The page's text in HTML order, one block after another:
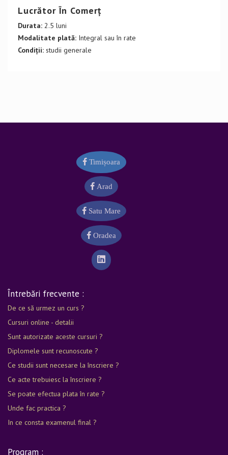
Lucrător În Comerț
Durata: 2.5 luni
Modalitate plată: Integral sau în rate
Condiții: studii generale
Timișoara
Arad
Satu Mare
Oradea
Întrebări frecvente :
De ce să urmez un curs ?
Cursuri online - detalii
Sunt autorizate aceste cursuri ?
Diplomele sunt recunoscute ?
Ce studii sunt necesare la înscriere ?
Ce acte trebuiesc la înscriere ?
Se poate efectua plata în rate ?
Unde fac practica ?
In ce consta examenul final ?
Program :